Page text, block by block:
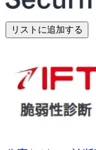
リストに追加する